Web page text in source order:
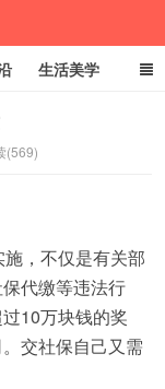
生活美学
(569)
，不仅是有关部
代缴等违法行
10万块钱的奖
交社保自己又需